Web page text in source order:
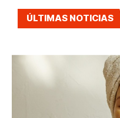
ÚLTIMAS NOTICIAS